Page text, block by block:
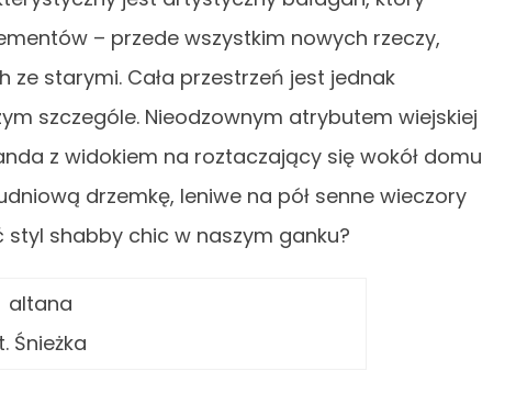
– przede wszystkim nowych rzeczy,
starymi. Cała przestrzeń jest jednak
szczególe. Nieodzownym atrybutem wiejskiej
z widokiem na roztaczający się wokół domu
drzemkę, leniwe na pół senne wieczory
shabby chic w naszym ganku?
Śnieżka